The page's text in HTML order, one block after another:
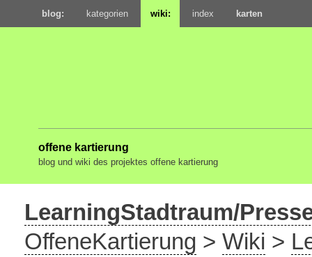
blog: kategorien wiki: index karten
offene kartierung
blog und wiki des projektes offene kartierung
LearningStadtraum/
OffeneKartierung > Wiki >